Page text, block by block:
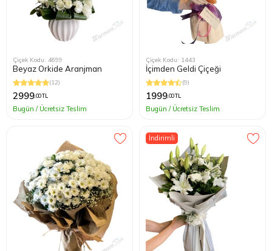
Çiçek Kodu: 4699
Beyaz Orkide Aranjman
(12)
2999,00 TL
Bugün / Ücretsiz Teslim
Çiçek Kodu: 1443
İçimden Geldi Çiçeği
(9)
1999,00 TL
Bugün / Ücretsiz Teslim
İndirimli